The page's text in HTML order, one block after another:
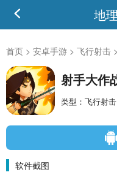
地
首页 > 安卓手游 > 飞行射击 >
射手大作
类型：飞行射击
软件截图